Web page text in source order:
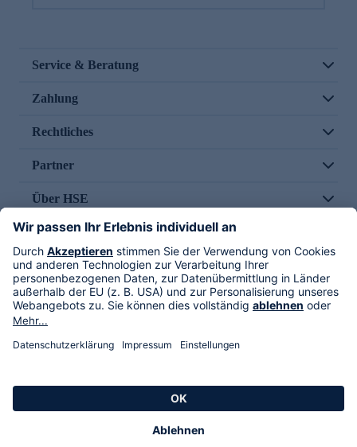
Service & Beratung
Zahlung
Rechtliches
Partner
Über HSE
Im TV
HSE International